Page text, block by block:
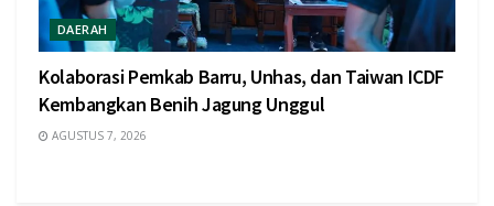
DAERAH
Kolaborasi Pemkab Barru, Unhas, dan Taiwan ICDF
Kembangkan Benih Jagung Unggul
AGUSTUS 7, 2026